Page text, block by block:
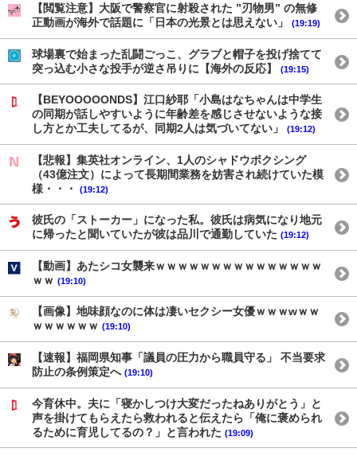
【閲覧注意】大阪で警察官に射殺された ”刃物男” の無修
正動画が海外で話題に「日本の光景とは思えない」
(19:19)
球場裏で始まった乱闘ごっこ、グラブと帽子を投げ捨てて
突っ込む小さな投手が逆さ吊りに【海外の反応】
(19:15)
【BEYOOOOONDS】江口紗耶「小島はなちゃんは中学生
の同期が話しやすいように年齢差を感じさせないような接
し方とか工夫してるが、同期2人は気づいてない」
(19:12)
【悲報】集英社オンライン、1人のシャドウボクシング
（43億注文）によって長期間業務を妨害され続けていた模
様・・・
(19:12)
彼氏の「ストーカー」になった私。彼氏は病気になり地元
に帰ったと聞いていたが彼は品川で通勤していた (19:12)
【動画】あたシコ女襲来ｗｗｗｗｗｗｗｗｗｗｗｗｗｗｗ
ｗｗ (19:10)
【画像】地味顔なのに体は凄いセクシー女優ｗｗｗwｗｗ
ｗｗｗｗｗｗ (19:10)
【速報】福岡県知事「議員の圧力から職員守る」 不当要求
防止の条例策定へ (19:10)
今育休中。夫に「寝かしつけ大変だったねありがとう」と
声を掛けてもらえたら救われると伝えたら「俺に褒められ
るために育児してるの？」と言われた (19:09)